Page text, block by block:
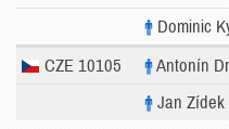
Dominic
CZE 10105 Antonín
Jan Zídek